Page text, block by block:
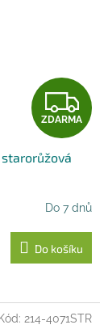
Z
D
R
M
A
ZDARMA
starorůžová
Do 7 dnů
Do košíku
214-4071STR